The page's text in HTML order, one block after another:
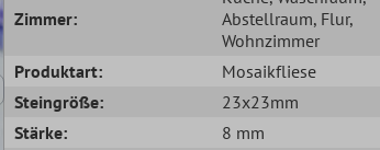
Zimmer:
Abstellraum, Flur,
Wohnzimmer
Produktart:
Mosaikfliese
Steingröße:
23x23mm
Stärke:
8 mm